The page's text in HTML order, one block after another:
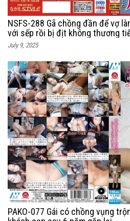
NSFS-288 Gã chồng đần để vợ
với sếp rồi bị địt không thương
July 9, 2025
PAKO-077 Gái có chồng vụng